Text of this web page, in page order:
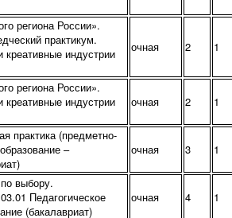
региона России».
практикум.
креативные индустрии
очная 2 1
региона России».
креативные индустрии
очная 2 1
практика (предметно-
–
очная 3 1
выбору.
Педагогическое
(бакалавриат)
очная 4 1